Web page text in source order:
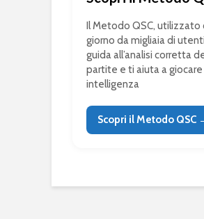
Il Metodo QSC, utilizzato
giorno da migliaia di
guida all’analisi corretta
partite e ti aiuta a giocare
intelligenza
Scopri il Metodo QSC